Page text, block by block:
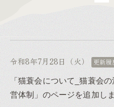
令和8年7月28日（火） 更新履
「猫蓑会について_猫蓑会
営体制」のページを追加し